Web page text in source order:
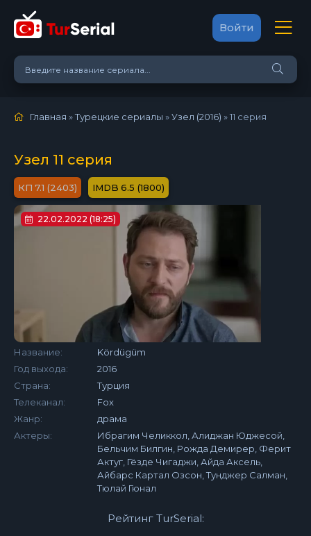
Войти
Главная »Турецкие сериалы »Узел (2016) »11 серия
Узел 11 серия
7.1 (2403) 6.5 (1800)
22.02.2022 (18:25)
Название:
Kördügüm
Год выхода:
2016
Страна:
Турция
Телеканал:
Fox
Жанр:
драма
Актеры:
Ибрагим Челиккол, Алиджан Юджесой,
Бельчим Билгин, Рожда Демирер, Ферит
Актуг, Гёзде Чигаджи, Айда Аксель,
Айбарс Картал Озсон, Тунджер Салман,
Тюлай Гюнал
Рейтинг TurSerial: